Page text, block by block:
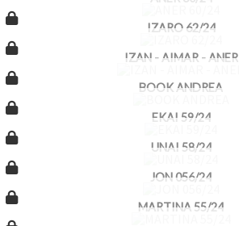
IZARO 62/24
IZAN - AIMAR - ANER
BOOK ANDREA
EKAI 59/24
UNAI 58/24
JON 056/24
MARTINA 55/24